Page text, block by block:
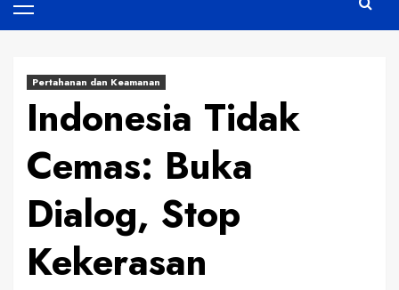
Menu
Pertahanan dan Keamanan
Indonesia Tidak
Cemas: Buka
Dialog, Stop
Kekerasan